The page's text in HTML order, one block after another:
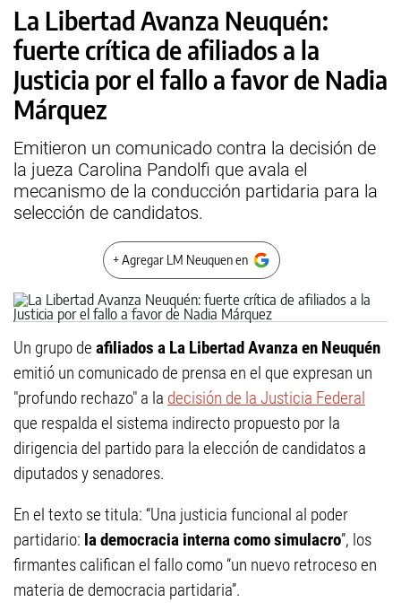
La Libertad Avanza Neuquén:
fuerte crítica de afiliados a la
Justicia por el fallo a favor de Nadia
Márquez
Emitieron un comunicado contra la decisión de
la jueza Carolina Pandolfi que avala el
mecanismo de la conducción partidaria para la
selección de candidatos.
+ Agregar LM Neuquen en
Un grupo de afiliados a La Libertad Avanza en Neuquén
emitió un comunicado de prensa en el que expresan un
"profundo rechazo" a la decisión de la Justicia Federal
que respalda el sistema indirecto propuesto por la
dirigencia del partido para la elección de candidatos a
diputados y senadores.
En el texto se titula: “Una justicia funcional al poder
partidario: la democracia interna como simulacro”, los
firmantes califican el fallo como “un nuevo retroceso en
materia de democracia partidaria”.